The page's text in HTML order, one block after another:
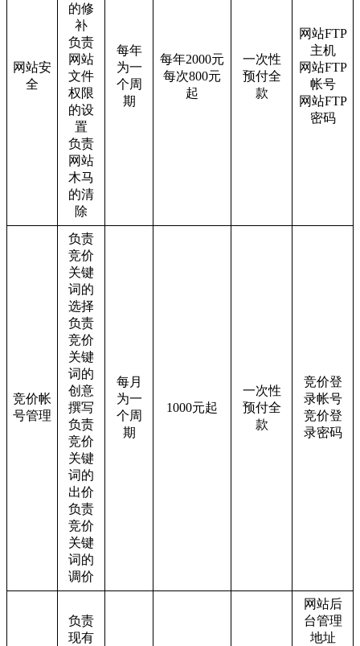
网站安
全
的修
补
负责
网站
文件
权限
的设
置
负责
网站
木马
的清
除
每年
为一
个周
期
每年2000元
每次800元
起
一次性
预付全
款
网站FTP
主机
网站FTP
帐号
网站FTP
密码
竞价帐
号管理
负责
竞价
关键
词的
选择
负责
竞价
关键
词的
创意
撰写
负责
竞价
关键
词的
出价
负责
竞价
关键
词的
调价
每月
为一
个周
期
1000元起
一次性
预付全
款
竞价登
录帐号
竞价登
录密码
负责
现有
网站后
台管理
地址